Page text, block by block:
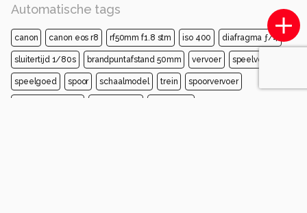
Automatische tags
canon canon eos r8 rf50mm f1.8 stm iso 400 diafragma ƒ/4
sluitertijd 1/80s brandpuntafstand 50mm vervoer speelvoertuig
speelgoed spoor schaalmodel trein spoorvervoer